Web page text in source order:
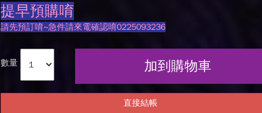
提早預購唷
請先預訂唷~急件請來電確認唷0225093236
數量 加到購物車
直接結帳